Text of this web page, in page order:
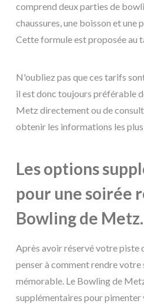
comprend deux parties de
chaussures, une boisson et une
Cette formule est proposée au
N'oubliez pas que ces tarifs
il est donc toujours préférable
Metz directement ou de
obtenir les informations les
Les options
pour une soirée
Bowling de Metz.
Après avoir réservé votre piste
penser à comment rendre votre
mémorable. Le Bowling de
supplémentaires pour